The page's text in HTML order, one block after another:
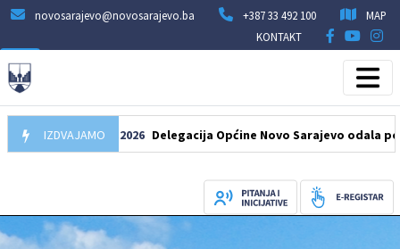
novosarajevo@novosarajevo.ba +387 33 492 100
MAP
KONTAKT
IZDVAJAMO
07.08.2026 Delegacija Općine Novo Sarajevo odala počast